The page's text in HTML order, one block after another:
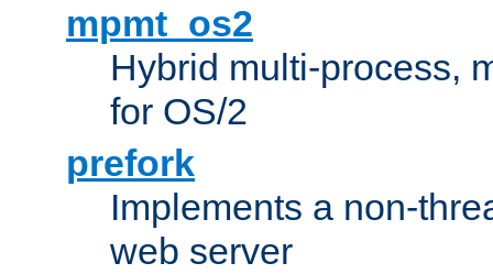
mpmt_os2
Hybrid multi-process,
for OS/2
prefork
Implements a non-
web server